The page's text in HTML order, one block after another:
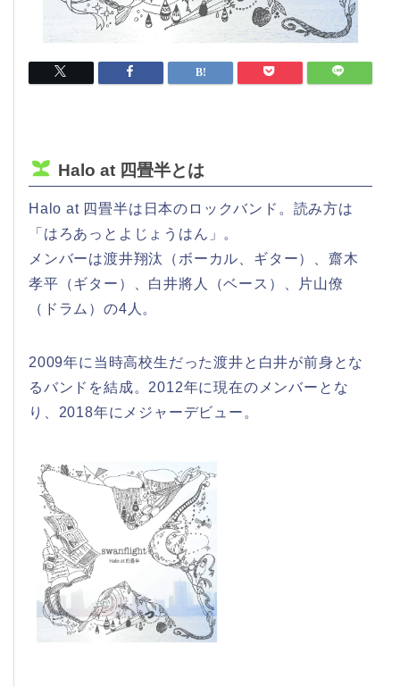
Halo at 四畳半とは
Halo at 四畳半は日本のロックバンド。読み方は
「はろあっとよじょうはん」。
メンバーは渡井翔汰（ボーカル、ギター）、齋木
孝平（ギター）、白井將人（ベース）、片山僚
（ドラム）の4人。
2009年に当時高校生だった渡井と白井が前身とな
るバンドを結成。2012年に現在のメンバーとな
り、2018年にメジャーデビュー。